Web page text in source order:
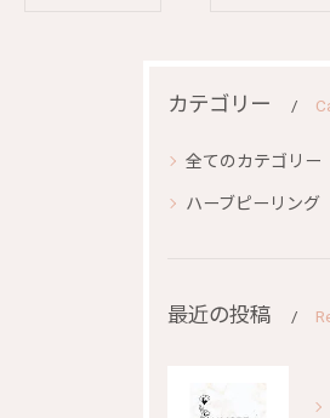
カテゴリー
全てのカテゴリー
ハーブピーリング
最近の投稿